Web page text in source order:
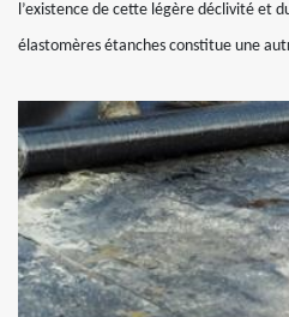
l’existence de cette légère déclivité et
élastomères étanches constitue une